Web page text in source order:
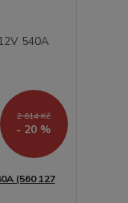
2 614 Kč
- 20 %
(560 127